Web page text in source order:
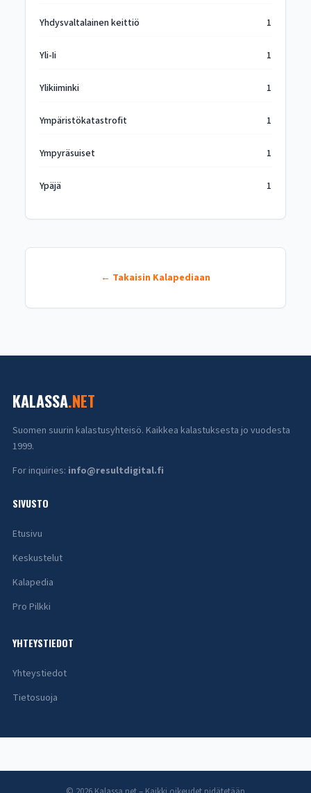
Yhdysvaltalainen keittiö 1
Yli-Ii 1
Ylikiiminki 1
Ympäristökatastrofit 1
Ympyräsuiset 1
Ypäjä 1
← Takaisin Kalapediaan
KALASSA.NET
Suomen suurin kalastusyhteisö. Kaikkea kalastuksesta jo vuodesta
1999.
For inquiries: info@resultdigital.fi
SIVUSTO
Etusivu
Keskustelut
Kalapedia
Pro Pilkki
YHTEYSTIEDOT
Yhteystiedot
Tietosuoja